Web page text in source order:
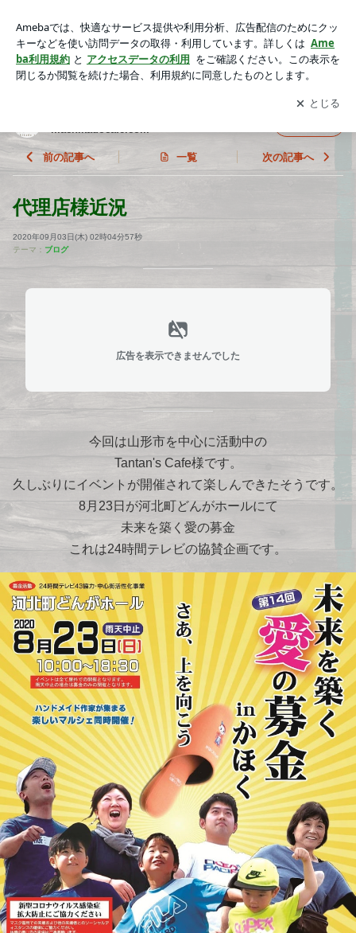
chikadocafe.com
アプリをダウンロードして ブログの更新通知
を受け取りまし
ょう。
開く
machikadocafe.com
前の記事へ 一覧 次の記事へ
代理店様近況
2020年09月03日(木) 02時04分57秒
テーマ： ブログ
広告を表示できませんでした
今回は山形市を中心に活動中の
Tantan's Cafe様です。
久しぶりにイベントが開催されて楽しんできたそうです。
8月23日が河北町どんがホールにて
未来を築く愛の募金
これは24時間テレビの協賛企画です。